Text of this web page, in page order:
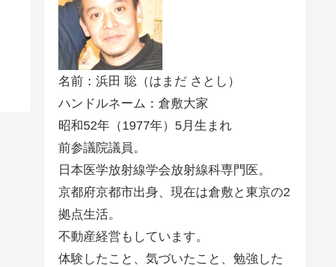
名前：浜田 聡（はまだ さとし）
ハンドルネーム：倉敷大家
昭和52年（1977年）5月生まれ
前参議院議員。
日本医学放射線学会放射線科専門医。
京都府京都市出身、現在は倉敷と東京の2
拠点生活。
不動産経営もしています。
体験したこと、気づいたこと、勉強した